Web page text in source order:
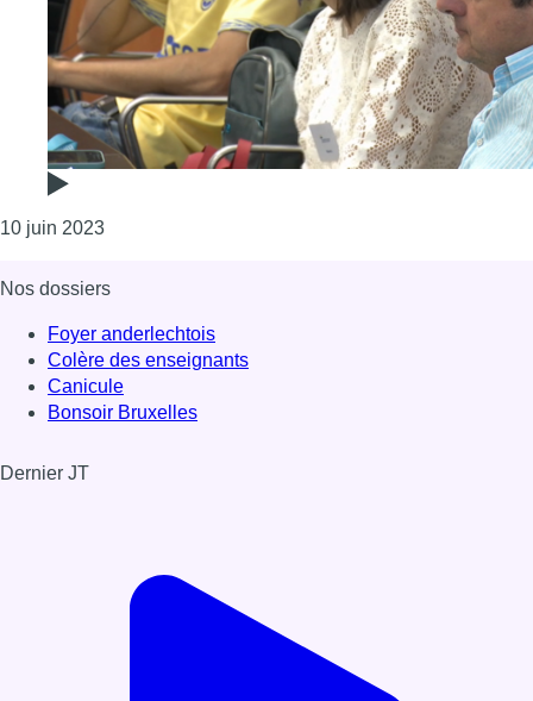
10 juin 2023Consulter l'article "Bruit en ville : citoyens et
Nos dossiers
Foyer anderlechtois
Colère des enseignants
Canicule
Bonsoir Bruxelles
Dernier JT